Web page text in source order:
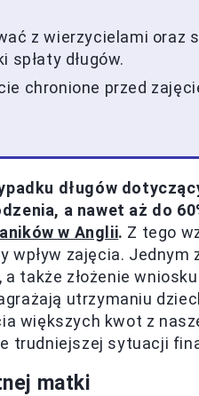
z wierzycielami oraz
długów.
chronione przed
długów
a nawet aż do
w Anglii. Z tego
zajęcia. Jednym
także złożenie
utrzymaniu
większych kwot z
trudniejszej sytuacji
matki